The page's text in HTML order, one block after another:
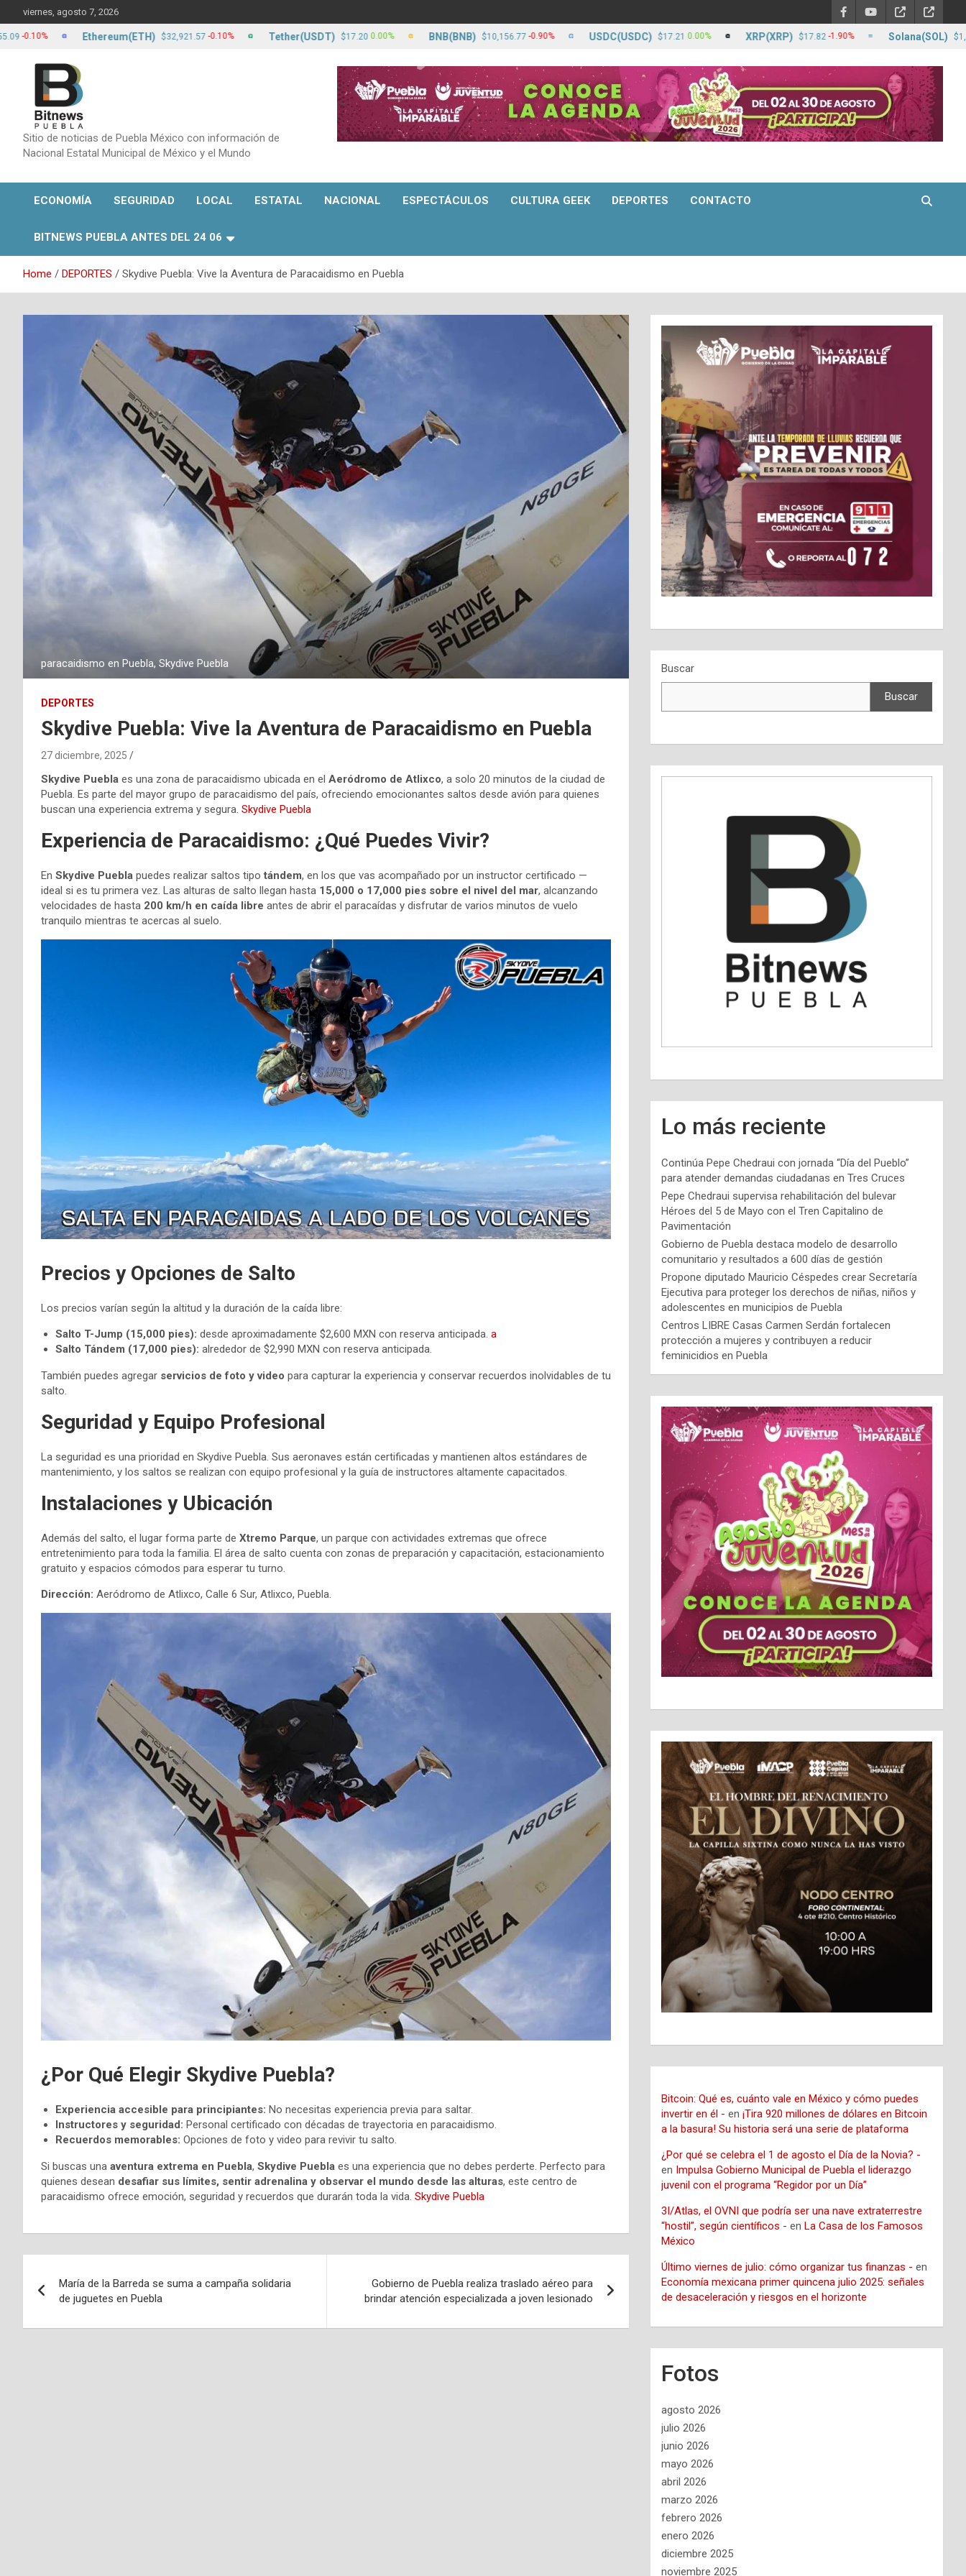
to
content
viernes, agosto 7, 2026
Sitio de noticias de Puebla México con información de
Nacional Estatal Municipal de México y el Mundo
ECONOMÍA SEGURIDAD LOCAL ESTATAL NACIONAL ESPECTÁCULOS CULTURA GEEK DEPORTES CONTACTO
BITNEWS PUEBLA ANTES DEL 24 06
Home DEPORTES Skydive Puebla: Vive la Aventura de Paracaidismo en Puebla
paracaidismo en Puebla, Skydive Puebla
DEPORTES
Skydive Puebla: Vive la Aventura de Paracaidismo en Puebla
27 diciembre, 2025
Skydive Puebla es una zona de paracaidismo ubicada en el Aeródromo de Atlixco, a solo 20 minutos de la ciudad de
Puebla. Es parte del mayor grupo de paracaidismo del país, ofreciendo emocionantes saltos desde avión para quienes
buscan una experiencia extrema y segura. Skydive Puebla
Experiencia de Paracaidismo: ¿Qué Puedes Vivir?
En Skydive Puebla puedes realizar saltos tipotándem, en los que vas acompañado por un instructor certificado —
ideal si es tu primera vez. Las alturas de salto llegan hasta 15,000 o 17,000 pies sobre el nivel del mar, alcanzando
velocidades de hasta 200 km/h en caída libre antes de abrir el paracaídas y disfrutar de varios minutos de vuelo
tranquilo mientras te acercas al suelo.
Precios y Opciones de Salto
Los precios varían según la altitud y la duración de la caída libre:
Salto T-Jump (15,000 pies): desde aproximadamente $2,600 MXN con reserva anticipada. a
Salto Tándem (17,000 pies): alrededor de $2,990 MXN con reserva anticipada.
También puedes agregar servicios de foto y video para capturar la experiencia y conservar recuerdos inolvidables de tu
salto.
Seguridad y Equipo Profesional
La seguridad es una prioridad en Skydive Puebla. Sus aeronaves están certificadas y mantienen altos estándares de
mantenimiento, y los saltos se realizan con equipo profesional y la guía de instructores altamente capacitados.
Instalaciones y Ubicación
Además del salto, el lugar forma parte de Xtremo Parque, un parque con actividades extremas que ofrece
entretenimiento para toda la familia. El área de salto cuenta con zonas de preparación y capacitación, estacionamiento
gratuito y espacios cómodos para esperar tu turno.
Dirección: Aeródromo de Atlixco, Calle 6 Sur, Atlixco, Puebla.
¿Por Qué Elegir Skydive Puebla?
Experiencia accesible para principiantes: No necesitas experiencia previa para saltar.
Instructores y seguridad: Personal certificado con décadas de trayectoria en paracaidismo.
Recuerdos memorables: Opciones de foto y video para revivir tu salto.
Si buscas una aventura extrema en Puebla, Skydive Puebla es una experiencia que no debes perderte. Perfecto para
quienes desean desafiar sus límites, sentir adrenalina y observar el mundo desde las alturas, este centro de
paracaidismo ofrece emoción, seguridad y recuerdos que durarán toda la vida. Skydive Puebla
de
entradas
María de la Barreda se suma a campaña solidaria
de juguetes en Puebla
Gobierno de Puebla realiza traslado aéreo para
brindar atención especializada a joven lesionado
Buscar
Buscar
Lo más reciente
Continúa Pepe Chedraui con jornada “Día del Pueblo”
para atender demandas ciudadanas en Tres Cruces
Pepe Chedraui supervisa rehabilitación del bulevar
Héroes del 5 de Mayo con el Tren Capitalino de
Pavimentación
Gobierno de Puebla destaca modelo de desarrollo
comunitario y resultados a 600 días de gestión
Propone diputado Mauricio Céspedes crear Secretaría
Ejecutiva para proteger los derechos de niñas, niños y
adolescentes en municipios de Puebla
Centros LIBRE Casas Carmen Serdán fortalecen
protección a mujeres y contribuyen a reducir
feminicidios en Puebla
Bitcoin: Qué es, cuánto vale en México y cómo puedes
invertir en él - en¡Tira 920 millones de dólares en Bitcoin
a la basura! Su historia será una serie de plataforma
¿Por qué se celebra el 1 de agosto el Día de la Novia? -
en Impulsa Gobierno Municipal de Puebla el liderazgo
juvenil con el programa “Regidor por un Día”
3I/Atlas, el OVNI que podría ser una nave extraterrestre
“hostil”, según científicos - enLa Casa de los Famosos
México
Último viernes de julio: cómo organizar tus finanzas - en
Economía mexicana primer quincena julio 2025: señales
de desaceleración y riesgos en el horizonte
Fotos
agosto 2026
julio 2026
junio 2026
mayo 2026
abril 2026
marzo 2026
febrero 2026
enero 2026
diciembre 2025
noviembre 2025
Ethereum(ETH) $32,921.57 -0.10% Tether(USDT) $17.20 0.00% BNB(BNB) $10,156.77 -0.90% USDC(USDC) $17.21 0.00% XRP(XRP) $17.82 -1.90% Solana(SOL) $1,264.80 -